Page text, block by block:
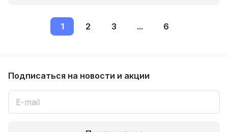
1 2 3 ... 6
Подписаться на новости и акции